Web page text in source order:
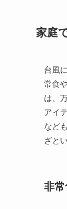
家庭
台風
常食
は、
アイ
など
ざと
非